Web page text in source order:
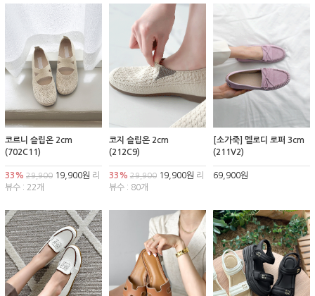
코르니 슬립온 2cm
(702C11)
33% 29,900 19,900원 리
뷰수 : 22개
코지 슬립온 2cm
(212C9)
33% 29,90019,900원 리
뷰수 : 80개
[소가죽] 멜로디 로퍼 3cm
(211V2)
69,900원